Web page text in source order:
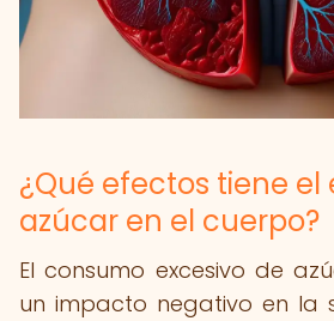
¿Qué efectos tiene el
azúcar en el cuerpo?
El consumo excesivo de
un impacto negativo en la